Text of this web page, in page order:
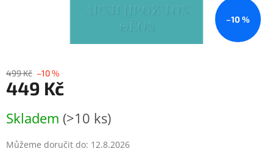
–10 %
499 Kč –10 %
449 Kč
cena:
Skladem (>10 ks)
Můžeme doručit do: 12.8.2026